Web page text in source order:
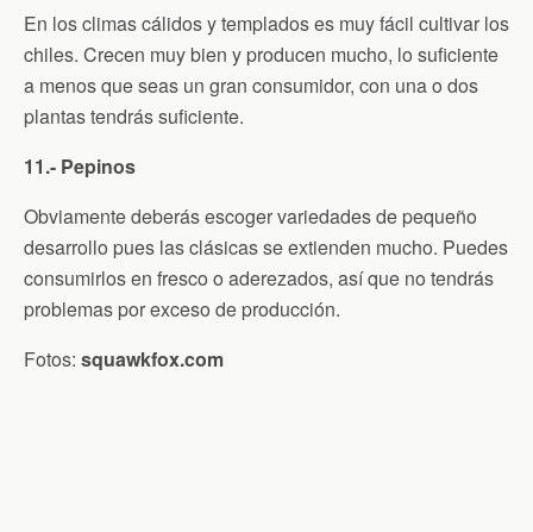
En los climas cálidos y templados es muy fácil cultivar los
chiles. Crecen muy bien y producen mucho, lo suficiente
a menos que seas un gran consumidor, con una o dos
plantas tendrás suficiente.
11.- Pepinos
Obviamente deberás escoger variedades de pequeño
desarrollo pues las clásicas se extienden mucho. Puedes
consumirlos en fresco o aderezados, así que no tendrás
problemas por exceso de producción.
Fotos: squawkfox.com